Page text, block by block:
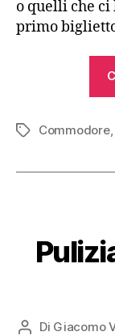
o quelli che
primo
Tag Commodore,
Autore
Di Giacomo